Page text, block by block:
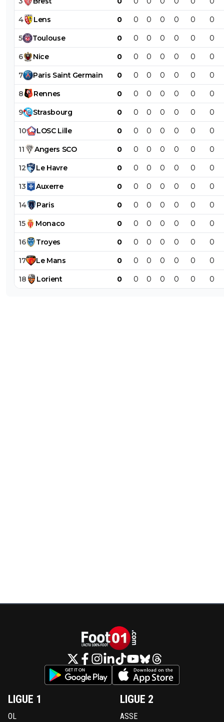
4 Lens 0 0 0 0 0 0 0
5 Toulouse 0 0 0 0 0 0 0
6 Nice 0 0 0 0 0 0 0
7 Paris Saint Germain 0 0 0 0 0 0 0
8 Rennes 0 0 0 0 0 0 0
9 Strasbourg 0 0 0 0 0 0 0
10 LOSC Lille 0 0 0 0 0 0 0
11 Angers SCO 0 0 0 0 0 0 0
12 Le Havre 0 0 0 0 0 0 0
13 Auxerre 0 0 0 0 0 0 0
14 Paris 0 0 0 0 0 0 0
15 Monaco 0 0 0 0 0 0 0
16 Troyes 0 0 0 0 0 0 0
17 Le Mans 0 0 0 0 0 0 0
18 Lorient 0 0 0 0 0 0 0
LIGUE 1
OL
LIGUE 2
ASSE